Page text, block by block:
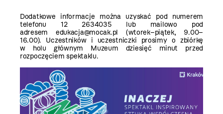
Dodatkowe informacje można uzyskać pod numerem
telefonu 12 2634035 lub mailowo pod
adresem edukacja@mocak.pl (wtorek–piątek, 9.00–
16.00). Uczestników i uczestniczki prosimy o zbiórkę
w holu głównym Muzeum dziesięć minut przed
rozpoczęciem spektaklu.